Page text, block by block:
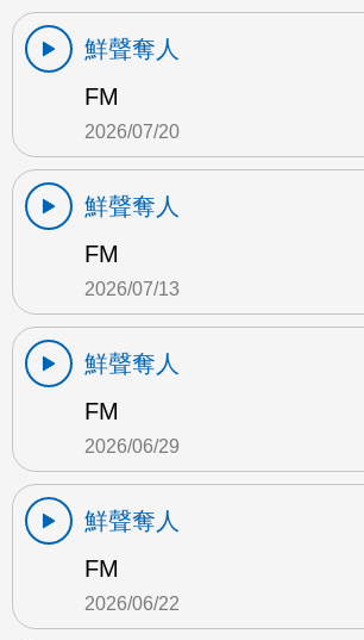
鮮聲奪人
FM
2026/07/20
鮮聲奪人
FM
2026/07/13
鮮聲奪人
FM
2026/06/29
鮮聲奪人
FM
2026/06/22